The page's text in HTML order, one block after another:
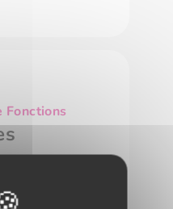
Fonctions
Cette vidéo courte